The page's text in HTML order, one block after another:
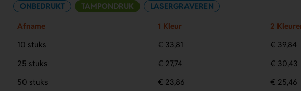
ONBEDRUKT TAMPONDRUK LASERGRAVEREN
Afname 1 Kleur 2
10 stuks
€ 33,81 € 39,84
25 stuks
€ 27,74 € 30,43
50 stuks
€ 23,86 € 25,46